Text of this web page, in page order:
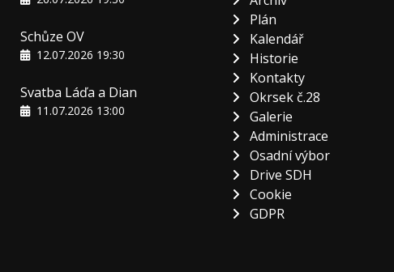
Schůze OV
12.07.2026 19:30
Svatba Láďa a Dian
11.07.2026 13:00
Plán
Kalendář
Historie
Kontakty
Okrsek č.28
Galerie
Administrace
Osadní výbor
Drive SDH
Cookie
GDPR